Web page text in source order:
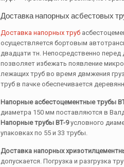
Доставка напорных асбестовых
Доставка напорных труб
осуществляется бортовым
двадцати тн. Непосредственно
позволяет избежать появление
лежащих труб во время двмжения
труб в пачке обеспечивается
Напорные асбестоцементные трубы
диаметра 150 мм поставляются в
Напорные трубы ВТ-9условного
упаковках по 55 и 33 трубы.
Доставка напорных
допускается. Погрузка и разгрузка